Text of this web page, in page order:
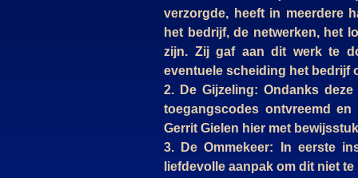
verzorgde, heeft in meerdere
het bedrijf, de netwerken, het
zijn. Zij gaf aan dit werk te
eventuele scheiding het bedrijf
2. De Gijzeling: Ondanks
toegangscodes ontvreemd
Gerrit Gielen hier met
3. De Ommekeer: In eerste
liefdevolle aanpak om dit niet